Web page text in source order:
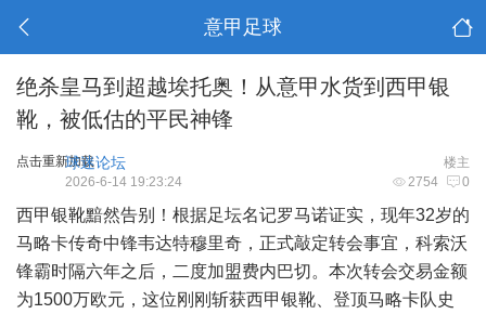
意甲足球
绝杀皇马到超越埃托奥！从意甲水货到西甲银
靴，被低估的平民神锋
点击重新加载 楼主
球迷论坛
2754 0
2026-6-14 19:23:24
西甲银靴黯然告别！根据足坛名记罗马诺证实，现年32岁的
马略卡传奇中锋韦达特穆里奇，正式敲定转会事宜，科索沃
锋霸时隔六年之后，二度加盟费内巴切。本次转会交易金额
为1500万欧元，这位刚刚斩获西甲银靴、登顶马略卡队史